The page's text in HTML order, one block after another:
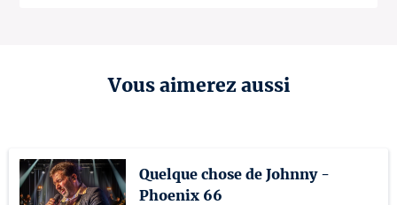
Vous aimerez aussi
Quelque chose de Johnny -
Phoenix 66